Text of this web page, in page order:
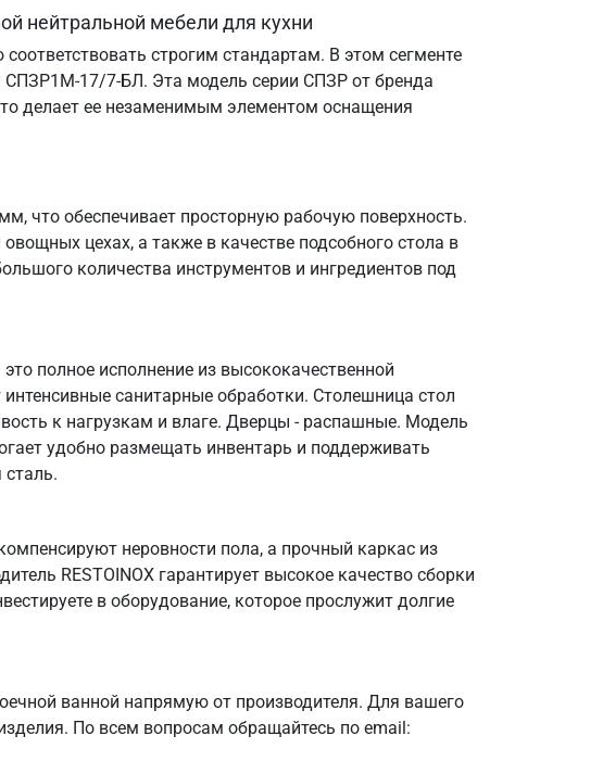
нейтральной мебели для кухни
строгим стандартам. В этом сегменте
17/7-БЛ. Эта модель серии СПЗР от бренда
делает ее незаменимым элементом оснащения
что обеспечивает просторную рабочую поверхность.
цехах, а также в качестве подсобного стола в
количества инструментов и ингредиентов под
полное исполнение из высококачественной
санитарные обработки. Столешница стол
к нагрузкам и влаге. Дверцы - распашные. Модель
удобно размещать инвентарь и поддерживать
неровности пола, а прочный каркас из
RESTOINOX гарантирует высокое качество сборки
в оборудование, которое прослужит долгие
ванной напрямую от производителя. Для вашего
По всем вопросам обращайтесь по email: